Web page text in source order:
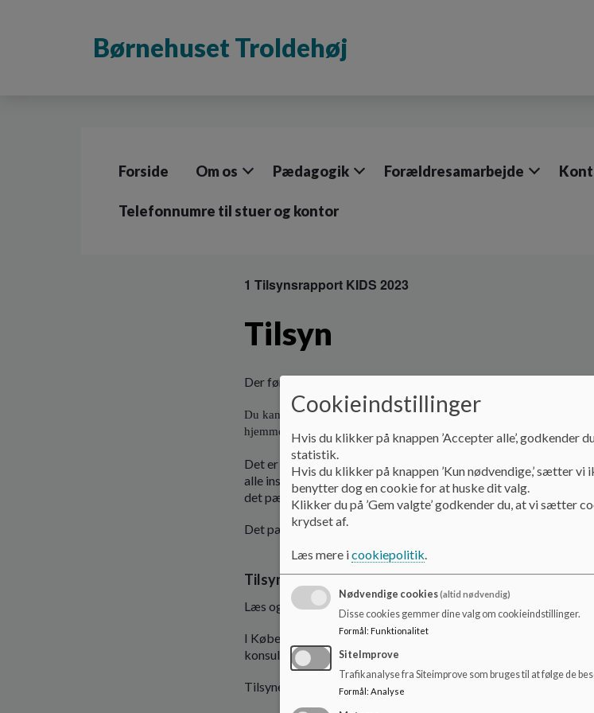
Børnehuset Troldehøj
Forside Om os Pædagogik Forældresamarbejde
Telefonnumre til stuer og kontor
1 Tilsynsrapport KIDS 2023
Tilsyn
Der føres løbende tilsyn med alle daginstitutioner, fritidshjem og
Du kan se vores nyeste tilsynsrapport og læse mere om det
hjemmeside her:
Se vuggestuer og dagplejere |
Det er Københavns Kommunes pligt at føre tilsyn med alle
alle institutioner i Københavns Kommune fungerer godt.
det pædagogiske arbejde med børnene.
Det pædagogiske tilsyn gennemføres af en pædagogisk
Tilsynet udføres løbende og via et årligt besøg.
Læs også om vores KIDS-tilsyn her KIDS-TILSYN-Børnehuset
I Københavns Kommune gennemføres det pædagogiske tilsyn
konsulenters samarbejde med dagtilbuddene og i form af ét
Tilsynet består af:
Cookieindstillinger
Hvis du klikker på knappen ’Accepter alle’,
statistik.
Hvis du klikker på knappen ’Kun nødvendige,’ sætter
benytter dog en cookie for at huske dit valg.
Klikker du på ’Gem valgte’ godkender du, at vi sætter
krydset af.
Læs mere icookiepolitik.
Nødvendige cookies(altid nødvendig)
Disse cookies gemmer dine valg om cookieindstillinger.
Formål: Funktionalitet
SiteImprove
Trafikanalyse fra Siteimprove som bruges til at følge de
Formål : Analyse